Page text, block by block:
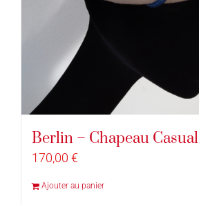
Berlin – Chapeau Casual
170,00 €
Ajouter au panier